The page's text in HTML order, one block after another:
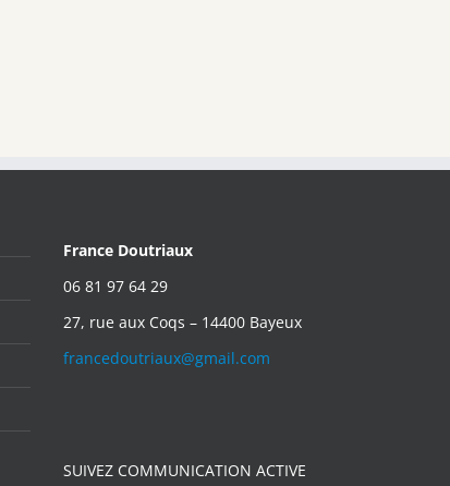
France Doutriaux
06 81 97 64 29
27, rue aux Coqs – 14400 Bayeux
francedoutriaux@gmail.com
SUIVEZ COMMUNICATION ACTIVE